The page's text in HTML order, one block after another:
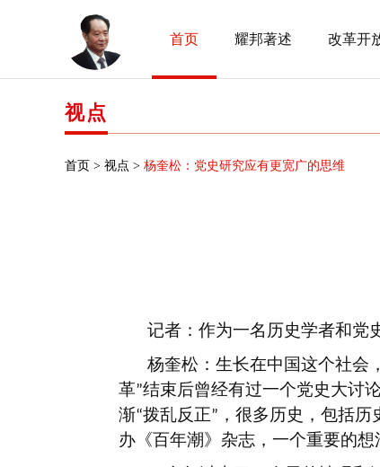
首页 耀邦著述 改革开
视点
首页 > 视点 > 杨奎松：党史研究应有更宽广的思维
记者：作为一名历史学者和党
杨奎松：生长在中国这个社会
革”结束后曾经有过一个党史大讨
渐“拨乱反正” ，很多历史，包括历
办《百年潮》杂志，一个重要的